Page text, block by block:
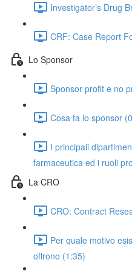
Investigator’s Drug
CRF: Case Report
Lo Sponsor
Sponsor profit e no
Cosa fa lo sponsor
I principali
farmaceutica ed i ruoli
La CRO
CRO: Contract
Per quale motivo
offrono (1:35)